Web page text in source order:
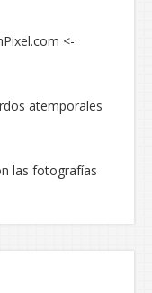
<-
atemporales
las fotografías